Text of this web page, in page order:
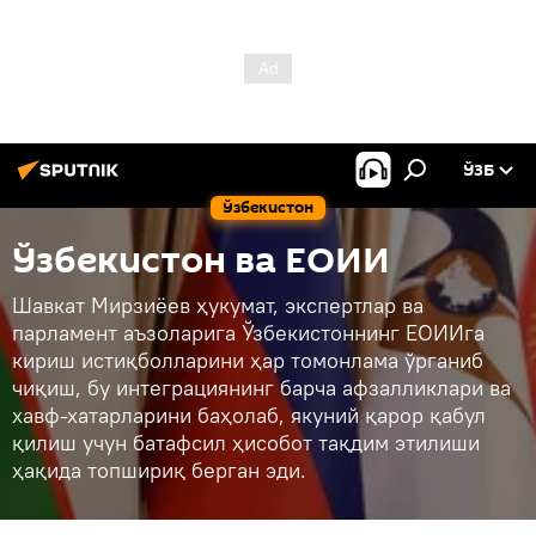
Ўзбекистон
ЎЗБ
Ўзбекистон ва ЕОИИ
Шавкат Мирзиёев ҳукумат, экспертлар ва
парламент аъзоларига Ўзбекистоннинг ЕОИИга
кириш истиқболларини ҳар томонлама ўрганиб
чиқиш, бу интеграциянинг барча афзалликлари ва
хавф-хатарларини баҳолаб, якуний қарор қабул
қилиш учун батафсил ҳисобот тақдим этилиши
ҳақида топшириқ берган эди.